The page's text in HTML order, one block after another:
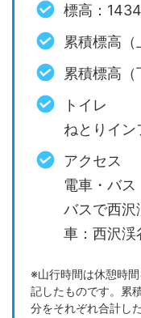
標高：
累積標高
累積標高
トイレ
ねとりイン
アクセス
電車・バス
バスで西沢
車：西沢渓
※山行時間は休憩時
記したものです。累
分をそれぞれ合計し